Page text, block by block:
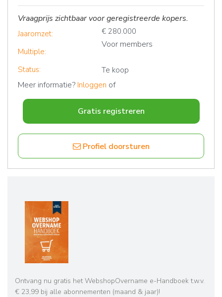
Vraagprijs zichtbaar voor geregistreerde kopers.
Jaaromzet: € 280.000
Multiple:
Voor members
Status: Te koop
Meer informatie? Inloggen of
Gratis registreren
Profiel doorsturen
Ontvang nu gratis het WebshopOvername e-Handboek t.w.v.
€ 23,99 bij alle abonnementen (maand & jaar)!